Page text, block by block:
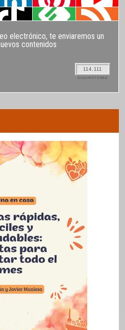
electrónico, te enviaremos un
contenidos
114.111
SUSCRIPTORES